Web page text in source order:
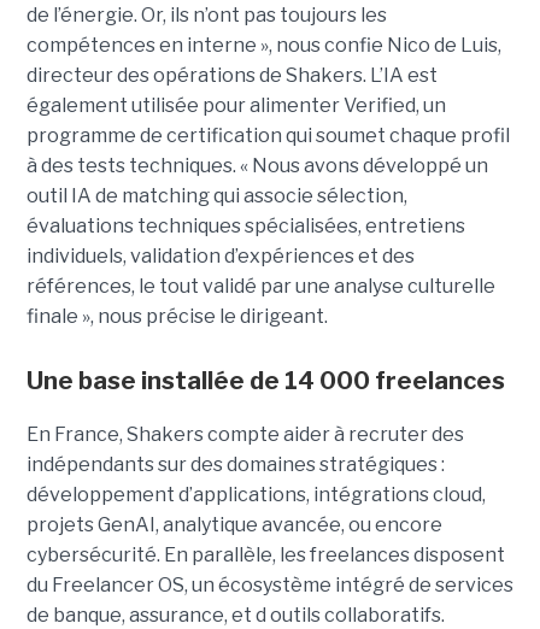
de l’énergie. Or, ils n’ont pas toujours les
compétences en interne », nous confie Nico de Luis,
directeur des opérations de Shakers. L’IA est
également utilisée pour alimenter Verified, un
programme de certification qui soumet chaque profil
à des tests techniques. « Nous avons développé un
outil IA de matching qui associe sélection,
évaluations techniques spécialisées, entretiens
individuels, validation d’expériences et des
références, le tout validé par une analyse culturelle
finale », nous précise le dirigeant.
Une base installée de 14 000 freelances
En France, Shakers compte aider à recruter des
indépendants sur des domaines stratégiques :
développement d’applications, intégrations cloud,
projets GenAI, analytique avancée, ou encore
cybersécurité. En parallèle, les freelances disposent
du Freelancer OS, un écosystème intégré de services
de banque, assurance, et d outils collaboratifs.